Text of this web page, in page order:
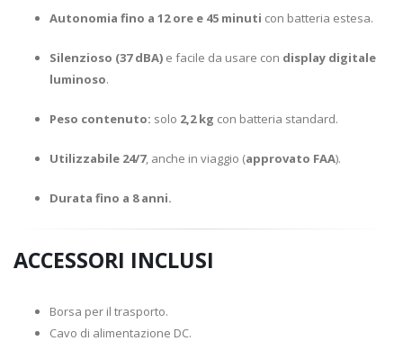
Autonomia fino a 12 ore e 45 minuti con batteria estesa.
Silenzioso (37 dBA) e facile da usare con display digitale
luminoso.
Peso contenuto: solo 2,2 kg con batteria standard.
Utilizzabile 24/7, anche in viaggio (approvato FAA).
Durata fino a 8 anni.
ACCESSORI INCLUSI
Borsa per il trasporto.
Cavo di alimentazione DC.